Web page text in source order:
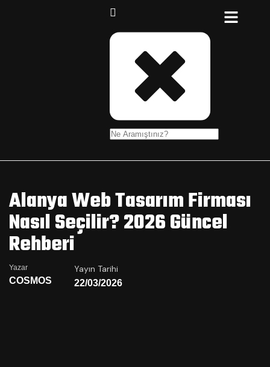
Alanya Web Tasarım Firması
Nasıl Seçilir? 2026 Güncel
Rehberi
Yazar
COSMOS
Yayın Tarihi
22/03/2026